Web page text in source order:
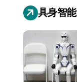
具身智能